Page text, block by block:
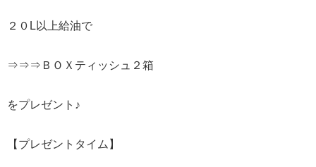
２０L以上給油で
⇒⇒⇒ＢＯＸティッシュ２箱
をプレゼント♪
【プレゼントタイム】